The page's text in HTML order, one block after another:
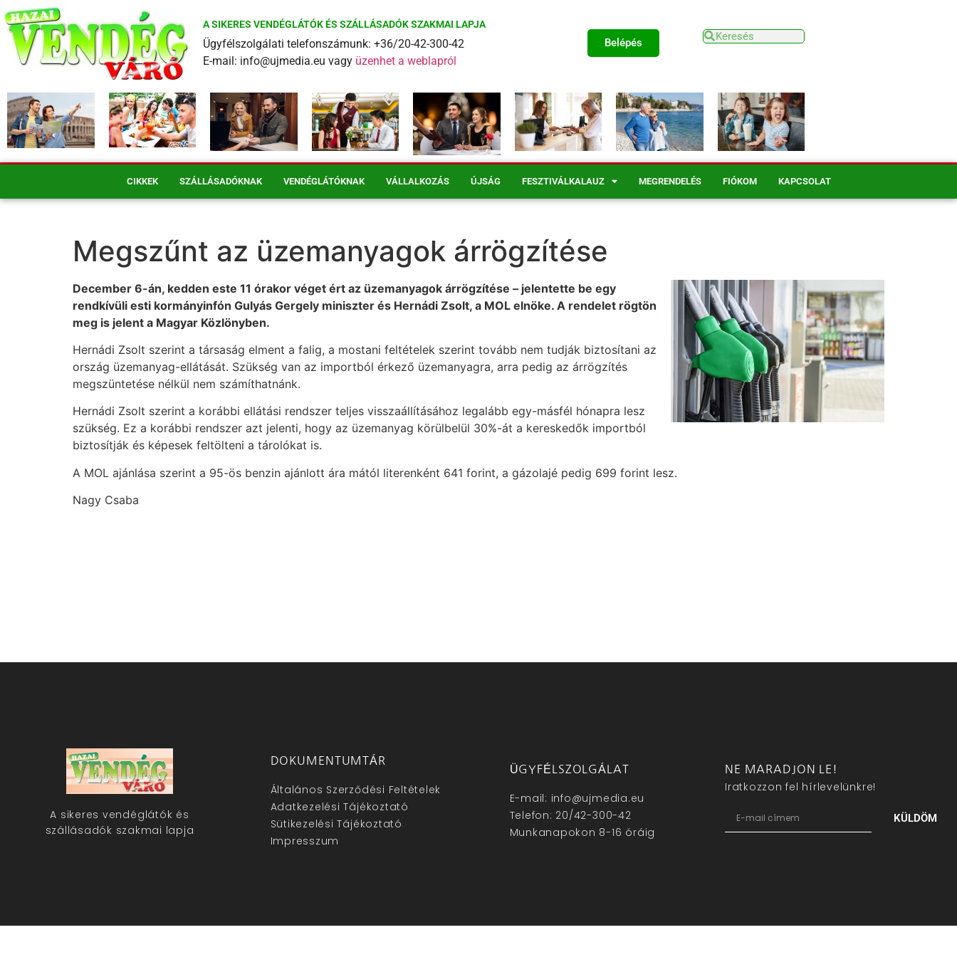
A SIKERES VENDÉGLÁTÓK ÉS SZÁLLÁSADÓK SZAKMAI LAPJA
Ügyfélszolgálati telefonszámunk: +36/20-42-300-42
E-mail: info@ujmedia.eu vagy üzenhet a weblapról
Belépés
CIKKEK SZÁLLÁSADÓKNAK VENDÉGLÁTÓKNAK VÁLLALKOZÁS ÚJSÁG FESZTIVÁLKALAUZ MEGRENDELÉS FIÓKOM KAPCSOLAT
Megszűnt az üzemanyagok árrögzítése
December 6-án, kedden este 11 órakor véget ért az üzemanyagok árrögzítése – jelentette be egy
rendkívüli esti kormányinfón Gulyás Gergely miniszter és Hernádi Zsolt, a MOL elnöke. A rendelet rögtön
meg is jelent a Magyar Közlönyben.
Hernádi Zsolt szerint a társaság elment a falig, a mostani feltételek szerint tovább nem tudják biztosítani az
ország üzemanyag-ellátását. Szükség van az importból érkező üzemanyagra, arra pedig az árrögzítés
megszüntetése nélkül nem számíthatnánk.
Hernádi Zsolt szerint a korábbi ellátási rendszer teljes visszaállításához legalább egy-másfél hónapra lesz
szükség. Ez a korábbi rendszer azt jelenti, hogy az üzemanyag körülbelül 30%-át a kereskedők importból
biztosítják és képesek feltölteni a tárolókat is.
A MOL ajánlása szerint a 95-ös benzin ajánlott ára mától literenként 641 forint, a gázolajé pedig 699 forint lesz.
Nagy Csaba
A sikeres vendéglátók és
szállásadók szakmai lapja
DOKUMENTUMTÁR
Általános Szerződési Feltételek
Adatkezelési Tájékoztató
Sütikezelési Tájékoztató
Impresszum
ÜGYFÉLSZOLGÁLAT
E-mail: info@ujmedia.eu
Telefon: 20/42-300-42
Munkanapokon 8-16 óráig
NE MARADJON LE!
Iratkozzon fel hírlevelünkre!
KÜLDÖM